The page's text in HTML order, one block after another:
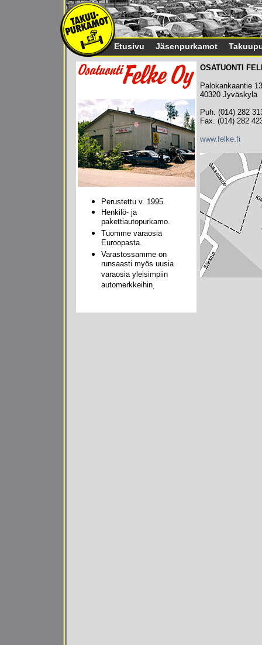
Etusivu Jäsenpurkamot
Perustettu v. 1995.
Henkilö- ja
pakettiautopurkamo.
Tuomme varaosia
Euroopasta.
Varastossamme on
runsaasti myös uusia
varaosia yleisimpiin
automerkkeihin.
OSATUONTI
Palokankaantie 13
40320 Jyväskylä
Puh. (014) 282
Fax. (014) 282
www.felke.fi